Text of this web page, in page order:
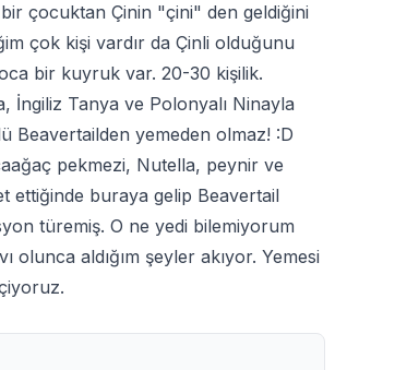
çocuktan Çinin "çini" den geldiğini
çok kişi vardır da Çinli olduğunu
bir kuyruk var. 20-30 kişilik.
İngiliz Tanya ve Polonyalı Ninayla
Beavertailden yemeden olmaz! :D
pekmezi, Nutella, peynir ve
ettiğinde buraya gelip Beavertail
türemiş. O ne yedi bilemiyorum
aldığım şeyler akıyor. Yemesi